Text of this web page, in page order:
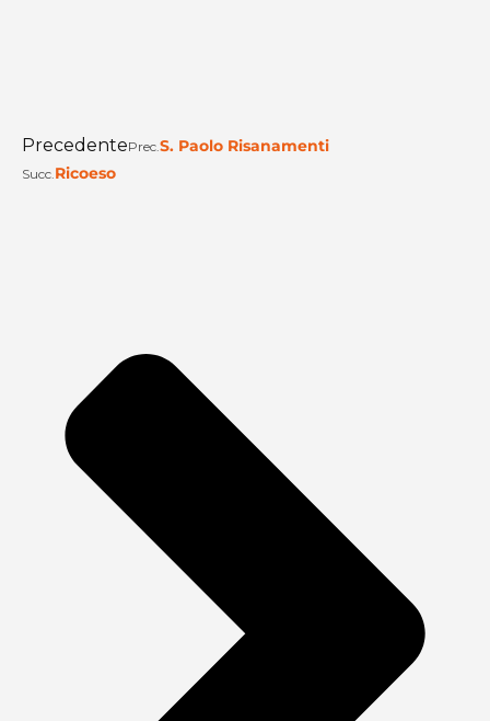
PrecedentePrec.S. Paolo Risanamenti
Succ.Ricoeso